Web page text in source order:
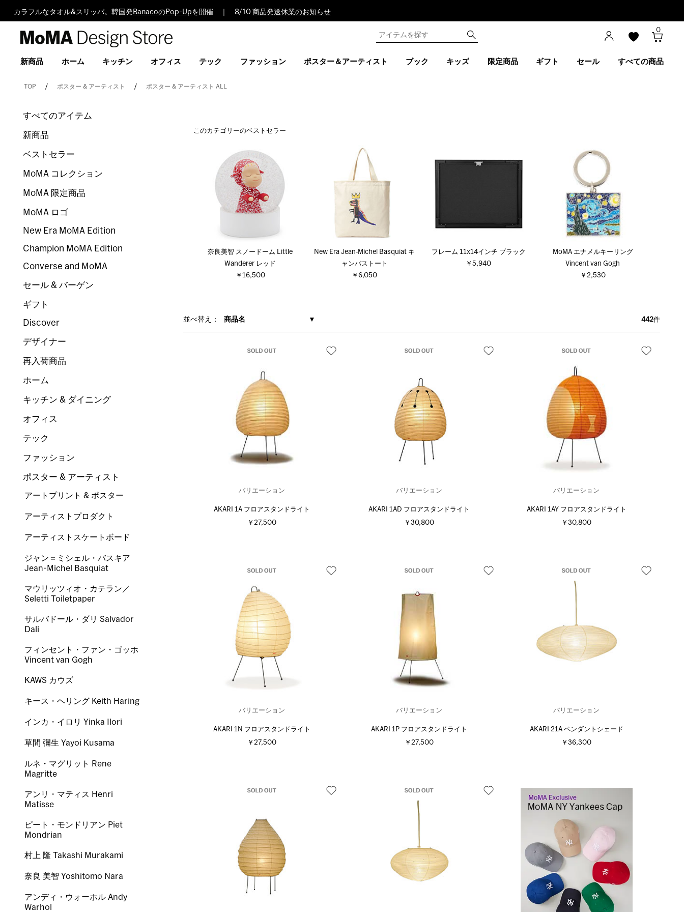
カラフルなタオル&スリッパ。韓国発 BanacoのPop-Upを開催 ｜ 8/10 商品発送休業のお知らせ
Design
0
新商品 ホーム キッチン オフィス テック ファッション ポスター＆アーティスト ブック キッズ 限定商品 ギフト セール すべての商品
TOP ポスター & アーティスト ポスター & アーティスト ALL
このカテゴリーのベストセラー
奈良美智 スノードーム Little
Wanderer レッド
￥16,500
New Era Jean‐Michel Basquiat キ
ャンバストート
￥6,050
フレーム 11x14インチ ブラック
￥5,940
MoMA エナメルキーリング
Vincent van Gogh
￥2,530
並べ替え： 商品名 442件
バリエーション
AKARI 1A フロアスタンドライト
￥27,500
バリエーション
AKARI 1AD フロアスタンドライト
￥30,800
バリエーション
AKARI 1AY フロアスタンドライト
￥30,800
バリエーション
AKARI 1N フロアスタンドライト
￥27,500
バリエーション
AKARI 1P フロアスタンドライト
￥27,500
バリエーション
AKARI 21A ペンダントシェード
￥36,300
すべてのアイテム
新商品
ベストセラー
MoMA コレクション
MoMA 限定商品
MoMA ロゴ
New Era MoMA Edition
Champion MoMA Edition
Converse and MoMA
セール & バーゲン
ギフト
Discover
デザイナー
再入荷商品
ホーム
キッチン & ダイニング
オフィス
テック
ファッション
ポスター & アーティスト
アートプリント & ポスター
アーティストプロダクト
アーティストスケートボード
ジャン＝ミシェル・バスキア
Jean-Michel Basquiat
マウリッツィオ・カテラン／
Seletti Toiletpaper
サルバドール・ダリ Salvador
Dali
フィンセント・ファン・ゴッホ
Vincent van Gogh
KAWS カウズ
キース・ヘリング Keith Haring
インカ・イロリ Yinka Ilori
草間 彌生 Yayoi Kusama
ルネ・マグリット Rene
Magritte
アンリ・マティス Henri
Matisse
ピート・モンドリアン Piet
Mondrian
村上 隆 Takashi Murakami
奈良 美智 Yoshitomo Nara
アンディ・ウォーホル Andy
Warhol